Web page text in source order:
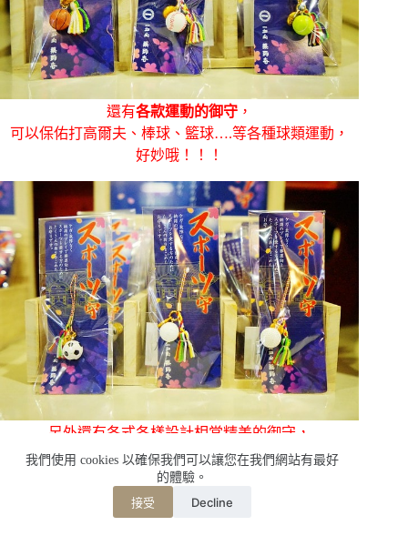
我們使用 cookies 以確保我們可以讓您在我們網站有最好
的體驗。
接受 Decline
還有各款運動的御守 ，
可以保佑打高爾夫、棒球、籃球….等各種球類運動，
好妙哦！！！
另外還有各式各樣設計相當精美的御守，
讓人好難挑哦！！